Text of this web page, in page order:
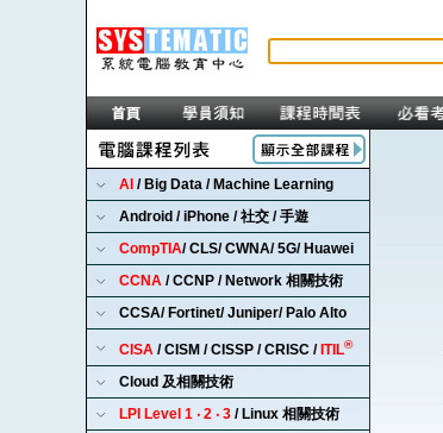
AI / Big Data / Machine Learning
Android / iPhone / 社交 / 手遊
CompTIA/ CLS/ CWNA/ 5G/ Huawei
CCNA / CCNP / Network 相關技術
CCSA/ Fortinet/ Juniper/ Palo Alto
CISA / CISM / CISSP / CRISC / ITIL®
Cloud 及相關技術
LPI Level 1 ‧ 2 ‧ 3 / Linux 相關技術